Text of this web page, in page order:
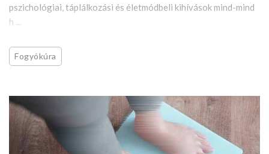
pszichológiai, táplálkozási és életmódbeli kihívások mind-mind
h ...
Fogyókúra